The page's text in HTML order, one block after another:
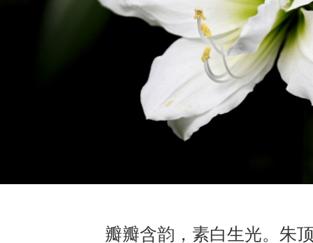
瓣瓣含韵，素白生光。朱